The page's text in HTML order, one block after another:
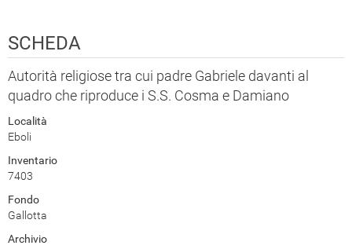
SCHEDA
Autorità religiose tra cui padre Gabriele davanti al
quadro che riproduce i S.S. Cosma e Damiano
Località
Eboli
Inventario
7403
Fondo
Gallotta
Archivio